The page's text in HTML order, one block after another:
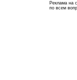
Реклама на
по всем